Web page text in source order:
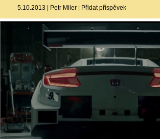
5.10.2013 | Petr Miler | Přidat příspěvek